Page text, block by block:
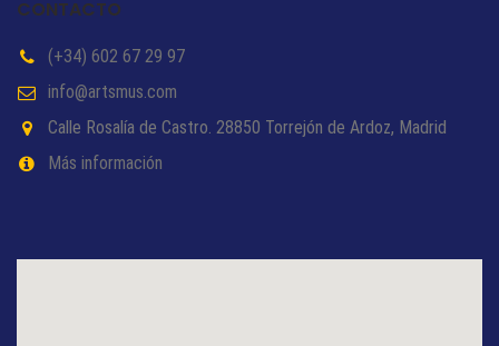
CONTACTO
(+34) 602 67 29 97
info@artsmus.com
Calle Rosalía de Castro. 28850 Torrejón de Ardoz, Madrid
Más información